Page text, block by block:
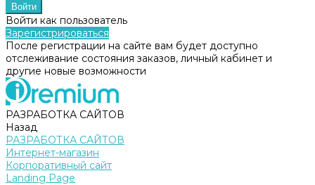
Войти как пользователь
Зарегистрироваться
После регистрации на сайте вам будет доступно
отслеживание состояния заказов, личный кабинет и
другие новые возможности
РАЗРАБОТКА САЙТОВ
Назад
РАЗРАБОТКА САЙТОВ
Интернет-магазин
Корпоративный сайт
Landing Page